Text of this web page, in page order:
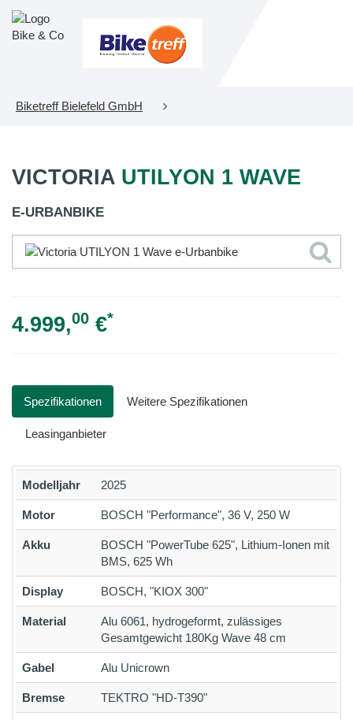
Biketreff Bielefeld GmbH
VICTORIA UTILYON 1 WAVE
E-URBANBIKE
4.999,00 €*
Spezifikationen Weitere Spezifikationen
Leasinganbieter
Modelljahr 2025
Motor BOSCH "Performance", 36 V, 250 W
Akku
BOSCH "PowerTube 625", Lithium-Ionen mit
BMS, 625 Wh
Display BOSCH, "KIOX 300"
Material
Alu 6061, hydrogeformt, zulässiges
Gesamtgewicht 180Kg Wave 48 cm
Gabel Alu Unicrown
Bremse TEKTRO "HD-T390"